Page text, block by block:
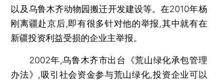
以及乌鲁木齐动物园搬迁开发建设等。在2010年杨
刚离疆赴京后,即有很多针对他的举报,其中就有在
新疆投资利益受损的企业主举报。
2002年,乌鲁木齐市出台《荒山绿化承包管理
办法》,吸引社会资金参与荒山绿化,投资企业可以